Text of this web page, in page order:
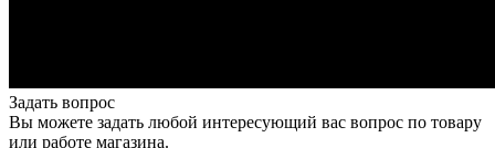
Задать вопрос
Вы можете задать любой интересующий вас вопрос по товару
или работе магазина.